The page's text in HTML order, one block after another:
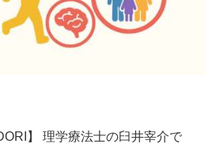
】 理学療法士の臼井宰介で